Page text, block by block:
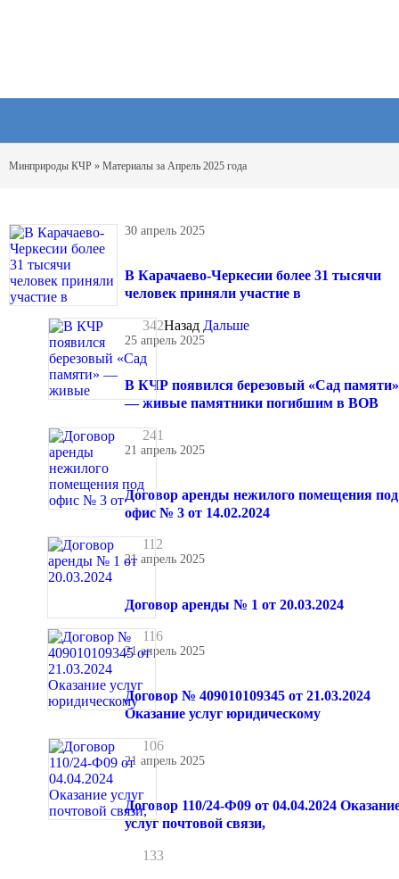
Минприроды КЧР » Материалы за Апрель 2025 года
30 апрель 2025
В Карачаево-Черкесии более 31 тысячи
человек приняли участие в
342
25 апрель 2025
В КЧР появился березовый «Сад памяти»
— живые памятники погибшим в ВОВ
241
21 апрель 2025
Договор аренды нежилого помещения под
офис № 3 от 14.02.2024
112
21 апрель 2025
Договор аренды № 1 от 20.03.2024
116
21 апрель 2025
Договор № 409010109345 от 21.03.2024
Оказание услуг юридическому
106
21 апрель 2025
Договор 110/24-Ф09 от 04.04.2024
услуг почтовой связи,
133
Назад Дальше